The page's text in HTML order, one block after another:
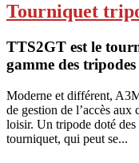
Tourniquet
TTS2GT est le
gamme des
Moderne et différent,
de gestion de l’accès aux
loisir. Un tripode doté des
tourniquet, qui peut se...